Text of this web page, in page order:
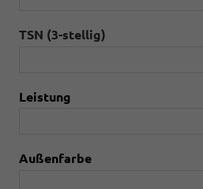
TSN (3-stellig)
Leistung
Außenfarbe